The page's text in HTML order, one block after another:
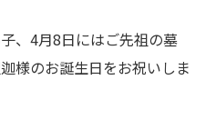
、4月8日にはご先祖の墓
様のお誕生日をお祝いしま